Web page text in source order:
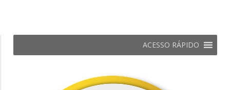
ACESSO RÁPIDO